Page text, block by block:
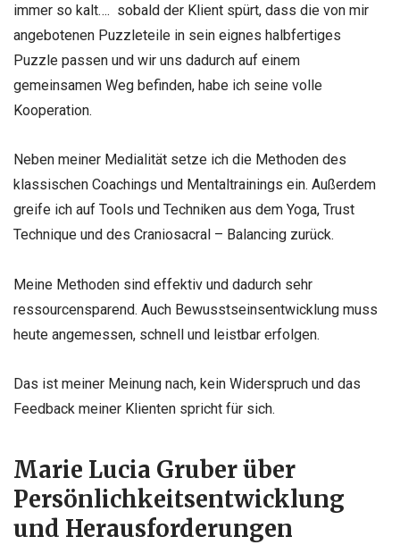
immer so kalt…. sobald der Klient spürt, dass die von mir
angebotenen Puzzleteile in sein eignes halbfertiges
Puzzle passen und wir uns dadurch auf einem
gemeinsamen Weg befinden, habe ich seine volle
Kooperation.
Neben meiner Medialität setze ich die Methoden des
klassischen Coachings und Mentaltrainings ein. Außerdem
greife ich auf Tools und Techniken aus dem Yoga, Trust
Technique und des Craniosacral – Balancing zurück.
Meine Methoden sind effektiv und dadurch sehr
ressourcensparend. Auch Bewusstseinsentwicklung muss
heute angemessen, schnell und leistbar erfolgen.
Das ist meiner Meinung nach, kein Widerspruch und das
Feedback meiner Klienten spricht für sich.
Marie Lucia Gruber über
Persönlichkeitsentwicklung
und Herausforderungen